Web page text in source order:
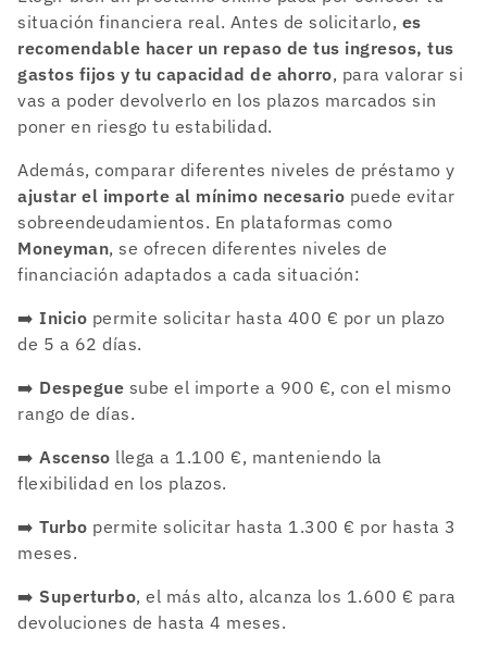
situación financiera real. Antes de solicitarlo, es
recomendable hacer un repaso de tus ingresos, tus
gastos fijos y tu capacidad de ahorro, para valorar si
vas a poder devolverlo en los plazos marcados sin
poner en riesgo tu estabilidad.
Además, comparar diferentes niveles de préstamo y
ajustar el importe al mínimo necesario puede evitar
sobreendeudamientos. En plataformas como
Moneyman, se ofrecen diferentes niveles de
financiación adaptados a cada situación:
➡️ Inicio permite solicitar hasta 400 € por un plazo
de 5 a 62 días.
➡️ Despegue sube el importe a 900 €, con el mismo
rango de días.
➡️ Ascenso llega a 1.100 €, manteniendo la
flexibilidad en los plazos.
➡️ Turbo permite solicitar hasta 1.300 € por hasta 3
meses.
➡️ Superturbo, el más alto, alcanza los 1.600 € para
devoluciones de hasta 4 meses.